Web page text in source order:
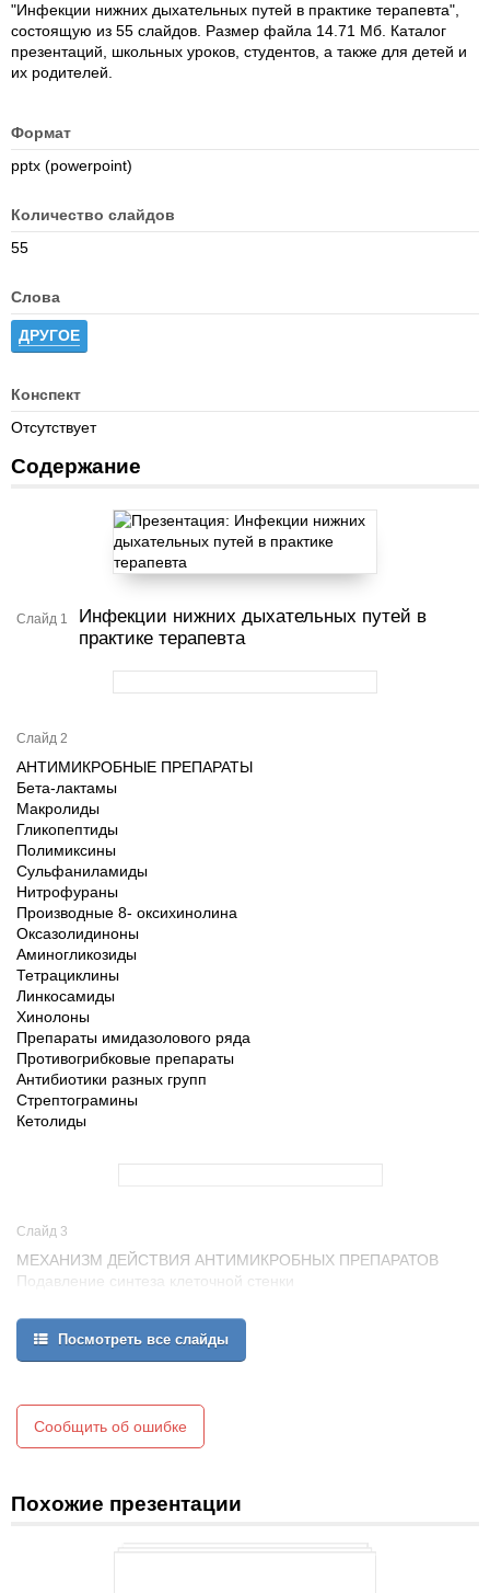
"Инфекции нижних дыхательных путей в практике терапевта",
состоящую из 55 слайдов. Размер файла 14.71 Мб. Каталог
презентаций, школьных уроков, студентов, а также для детей и
их родителей.
Формат
pptx (powerpoint)
Количество слайдов
55
Слова
ДРУГОЕ
Конспект
Отсутствует
Содержание
Слайд 1
Инфекции нижних дыхательных путей в
практике терапевта
Слайд 2
АНТИМИКРОБНЫЕ ПРЕПАРАТЫ
Бета-лактамы
Макролиды
Гликопептиды
Полимиксины
Сульфаниламиды
Нитрофураны
Производные 8- оксихинолина
Оксазолидиноны
Аминогликозиды
Тетрациклины
Линкосамиды
Хинолоны
Препараты имидазолового ряда
Противогрибковые препараты
Антибиотики разных групп
Стрептограмины
Кетолиды
Слайд 3
МЕХАНИЗМ ДЕЙСТВИЯ АНТИМИКРОБНЫХ ПРЕПАРАТОВ
Подавление синтеза клеточной стенки
Подавление биосинтеза белков
Аминогликозиды, линкозамиды, макролиды, тетрациклин,
хлорамфеникол, оксазолидиноны, кетолиды
Сульфаниламиды, триметоприм, ко-тримоксазол
Повреждение цитоплазматической мембраны
Аминогликозиды, полимиксин, колистин, амфотерицин В
Посмотреть все слайды
Сообщить об ошибке
Похожие презентации